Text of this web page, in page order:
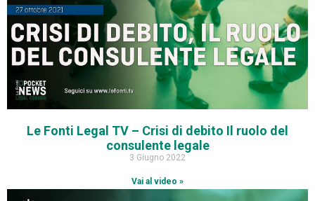
Le Fonti Legal TV – Crisi di debito Il ruolo del
consulente legale
3 Giugno 2022
Vai al video »